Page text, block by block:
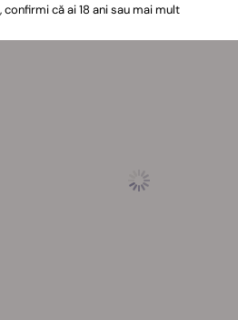
confirmi că ai 18 ani sau mai mult